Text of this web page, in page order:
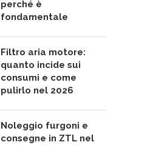
perché è
fondamentale
Filtro aria motore:
quanto incide sui
consumi e come
pulirlo nel 2026
Noleggio furgoni e
consegne in ZTL nel